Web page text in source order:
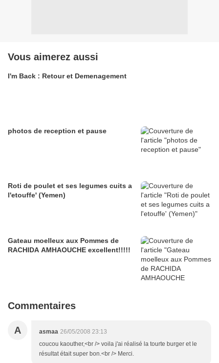
Vous aimerez aussi
I'm Back : Retour et Demenagement
photos de reception et pause
Roti de poulet et ses legumes cuits a
l'etouffe' (Yemen)
Gateau moelleux aux Pommes de
RACHIDA AMHAOUCHE excellent!!!!!
Commentaires
A asmaa 26/05/2008 23:13
coucou kaouther,<br /> voila j'ai réalisé la tourte burger et le
résultat était super bon.<br /> Merci.